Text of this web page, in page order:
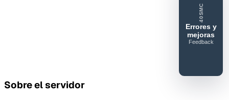
Sobre el servidor
40SMC
Errores y
mejoras
Feedback
mejora